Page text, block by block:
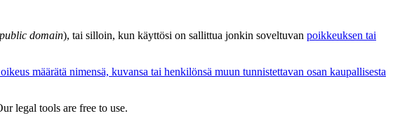
public domain), tai silloin, kun käyttösi on sallittua jonkin soveltuvan poikkeuksen tai
määrätä nimensä, kuvansa tai henkilönsä muun tunnistettavan osan kaupallisesta
legal tools are free to use.